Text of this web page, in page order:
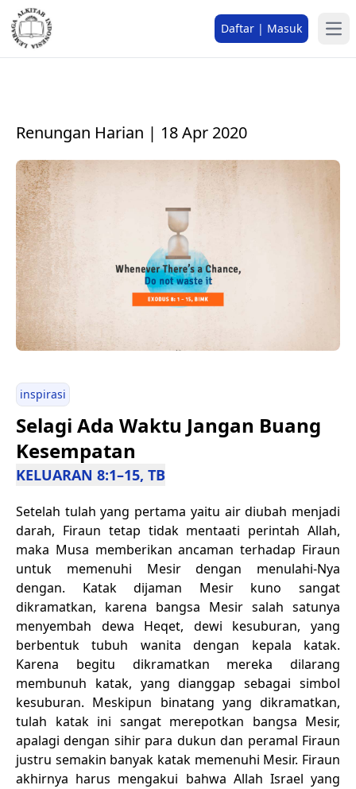
Daftar | Masuk
Renungan Harian | 18 Apr 2020
inspirasi
Selagi Ada Waktu Jangan Buang
Kesempatan
KELUARAN 8:1–15, TB
Setelah tulah yang pertama yaitu air diubah menjadi
darah, Firaun tetap tidak mentaati perintah Allah,
maka Musa memberikan ancaman terhadap Firaun
untuk memenuhi Mesir dengan menulahi-Nya
dengan. Katak dijaman Mesir kuno sangat
dikramatkan, karena bangsa Mesir salah satunya
menyembah dewa Heqet, dewi kesuburan, yang
berbentuk tubuh wanita dengan kepala katak.
Karena begitu dikramatkan mereka dilarang
membunuh katak, yang dianggap sebagai simbol
kesuburan. Meskipun binatang yang dikramatkan,
tulah katak ini sangat merepotkan bangsa Mesir,
apalagi dengan sihir para dukun dan peramal Firaun
justru semakin banyak katak memenuhi Mesir. Firaun
akhirnya harus mengakui bahwa Allah Israel yang